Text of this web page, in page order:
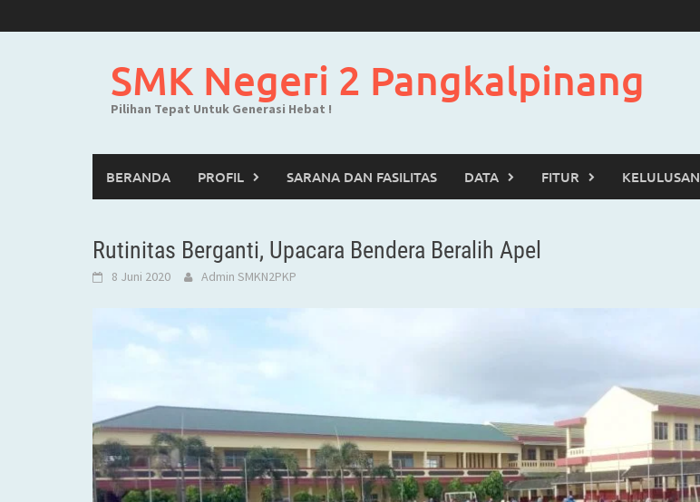
to
SMK Negeri 2 Pangkalpinang
Pilihan Tepat Untuk Generasi Hebat !
BERANDA PROFIL SARANA DAN FASILITAS DATA FITUR KELULUSAN
Rutinitas Berganti, Upacara Bendera Beralih Apel
8 Juni 2020 Admin SMKN2PKP